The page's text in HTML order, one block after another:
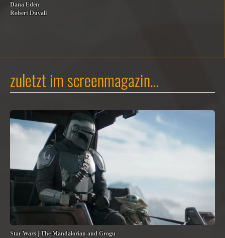
Dana Eden
Robert Duvall
zuletzt im screenmagazin…
Star Wars | The Mandalorian and Grogu